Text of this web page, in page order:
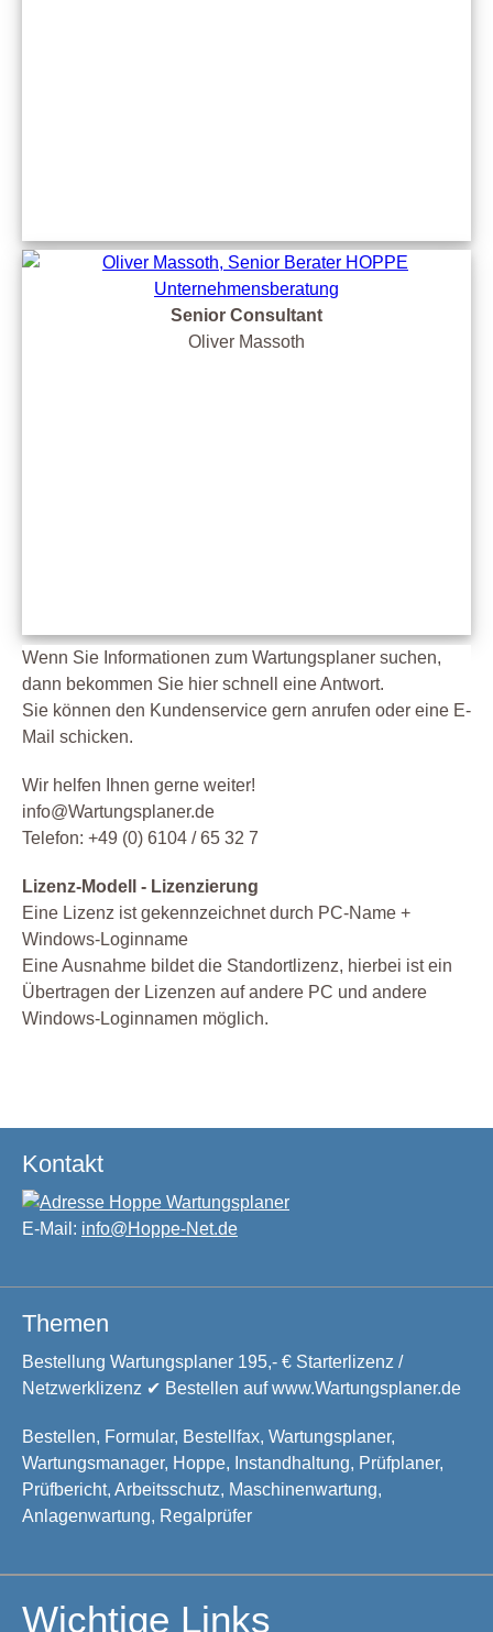
Senior Consultant
Oliver Massoth
Wenn Sie Informationen zum Wartungsplaner suchen,
dann bekommen Sie hier schnell eine Antwort.
Sie können den Kundenservice gern anrufen oder eine E-
Mail schicken.
Wir helfen Ihnen gerne weiter!
info@Wartungsplaner.de
Telefon: +49 (0) 6104 / 65 32 7
Lizenz-Modell - Lizenzierung
Eine Lizenz ist gekennzeichnet durch PC-Name +
Windows-Loginname
Eine Ausnahme bildet die Standortlizenz, hierbei ist ein
Übertragen der Lizenzen auf andere PC und andere
Windows-Loginnamen möglich.
Kontakt
E-Mail: info@Hoppe-Net.de
Themen
Bestellung Wartungsplaner 195,- € Starterlizenz /
Netzwerklizenz ✔ Bestellen auf www.Wartungsplaner.de
Bestellen, Formular, Bestellfax, Wartungsplaner,
Wartungsmanager, Hoppe, Instandhaltung, Prüfplaner,
Prüfbericht, Arbeitsschutz, Maschinenwartung,
Anlagenwartung, Regalprüfer
Wichtige Links